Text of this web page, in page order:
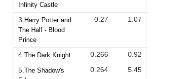
Infinity Castle
3. Harry Potter and
The Half - Blood
Prince
0.27 1.07
4. The Dark Knight 0.266
0.92
5. The Shadow's
0.264 5.45